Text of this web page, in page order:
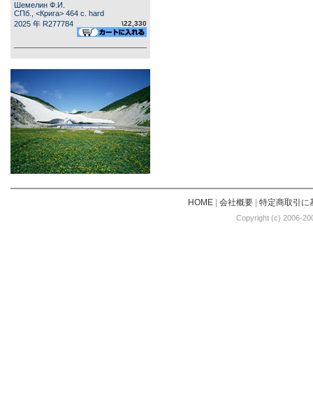
Шемелин Ф.И.
СПб., <Крига> 464 c. hard
2025 年 R277784
\22,330
HOME| 会社概要| 特定商取引に
Copyright (c) 2006-